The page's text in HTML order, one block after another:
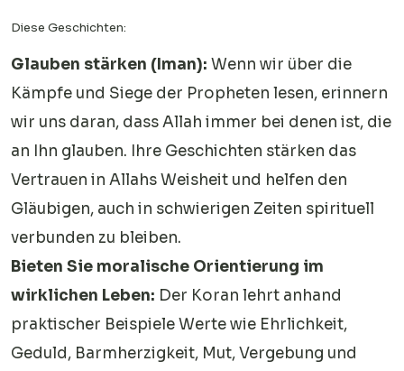
Diese Geschichten:
Glauben stärken (Iman): Wenn wir über die
Kämpfe und Siege der Propheten lesen, erinnern
wir uns daran, dass Allah immer bei denen ist, die
an Ihn glauben. Ihre Geschichten stärken das
Vertrauen in Allahs Weisheit und helfen den
Gläubigen, auch in schwierigen Zeiten spirituell
verbunden zu bleiben.
Bieten Sie moralische Orientierung im
wirklichen Leben: Der Koran lehrt anhand
praktischer Beispiele Werte wie Ehrlichkeit,
Geduld, Barmherzigkeit, Mut, Vergebung und